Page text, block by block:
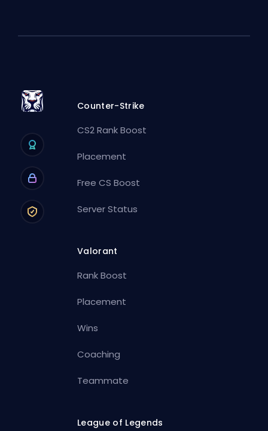
Counter-Strike
CS2 Rank Boost
Placement
Free CS Boost
Server Status
Valorant
Rank Boost
Placement
Wins
Coaching
Teammate
League of Legends